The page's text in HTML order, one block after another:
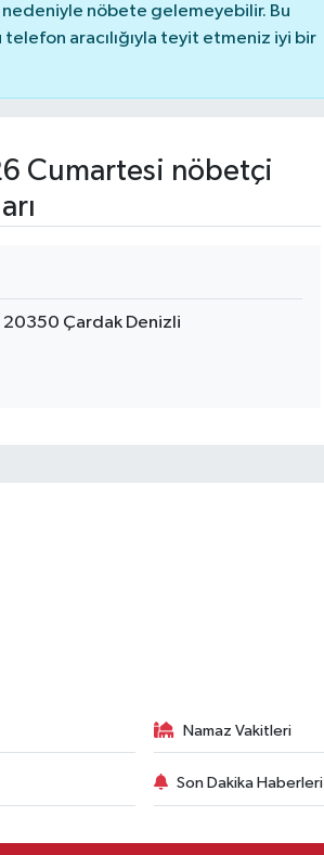
nöbete gelemeyebilir. Bu
aracılığıyla teyit etmeniz iyi bir
Cumartesi nöbetçi
Çardak Denizli
Namaz Vakitleri
Son Dakika Haberleri